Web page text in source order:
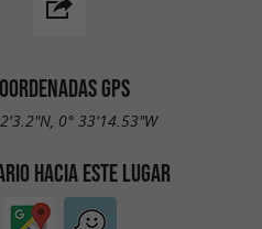
GPS
0° 33'14.53"W
HACIA ESTE LUGAR